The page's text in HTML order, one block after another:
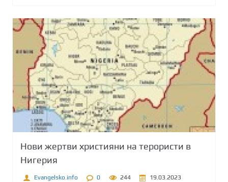
Нови жертви християни на терористи в
Нигерия
Evangelsko.info 0 244 19.03.2023